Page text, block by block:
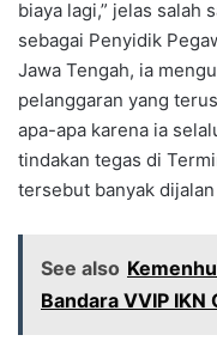
biaya lagi,” jelas salah
sebagai Penyidik
Jawa Tengah, ia
pelanggaran yang
apa-apa karena ia
tindakan tegas di
tersebut banyak
See also
Bandara VVIP IKN